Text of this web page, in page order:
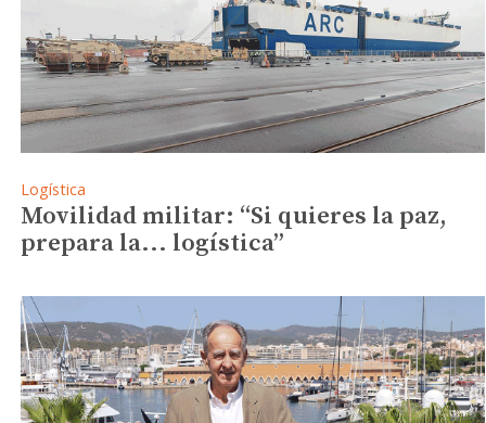
Logística
Movilidad militar: “Si quieres la paz,
prepara la... logística”